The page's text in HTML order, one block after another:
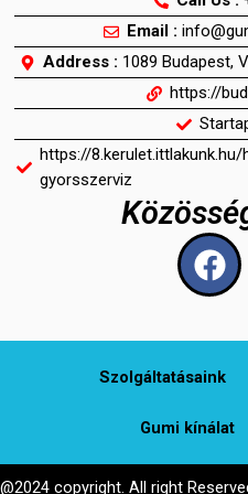
Email :
Address : 1089 Budapest,
https://
https://
gyorsszerviz
F
a
e
b
o
k
Szolgáltatásaink
Gumi kínálat
@2024 copyright. All right